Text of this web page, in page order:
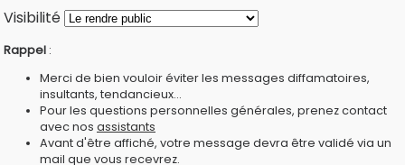
Visibilité
Rappel :
Merci de bien vouloir éviter les messages diffamatoires,
insultants, tendancieux...
Pour les questions personnelles générales, prenez contact
avec nos assistants
Avant d'être affiché, votre message devra être validé via un
mail que vous recevrez.